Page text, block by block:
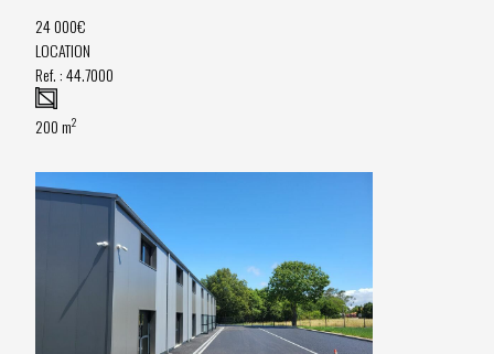
24 000€
LOCATION
Ref. :44.7000
200 m2